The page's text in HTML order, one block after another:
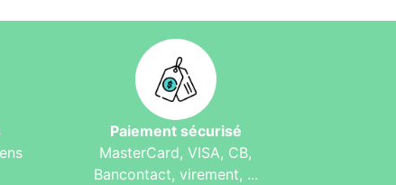
Paiement sécurisé
MasterCard, VISA, CB,
Bancontact, virement, ...